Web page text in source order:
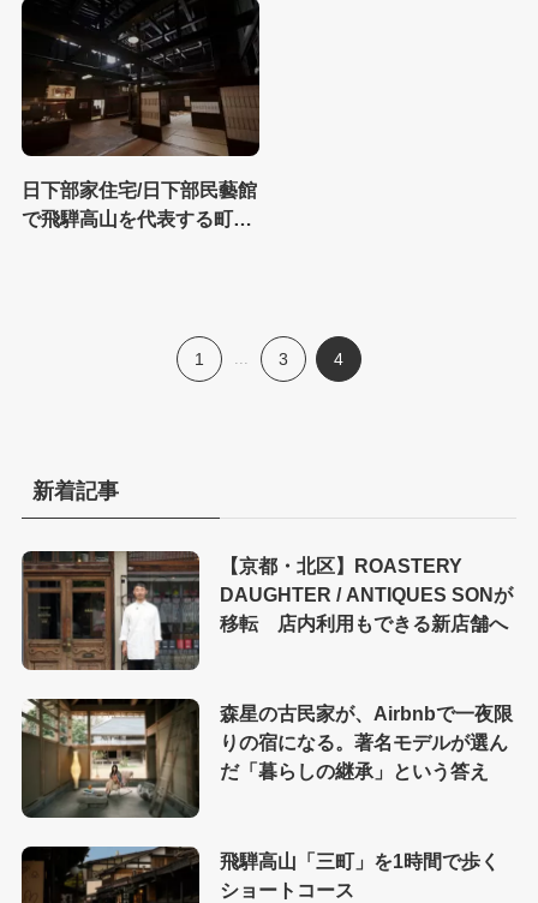
一棟貸しブランド「すみ
や」より
日下部家住宅/日下部民藝館
で飛騨高山を代表する町屋
1 3 4
新着記事
【京都・北区】ROASTERY
DAUGHTER / ANTIQUES SONが
移転 店内利用もできる新店舗へ
森星の古民家が、Airbnbで一夜限
りの宿になる。著名モデルが選ん
だ「暮らしの継承」という答え
飛騨高山「三町」を1時間で歩く
ショートコース